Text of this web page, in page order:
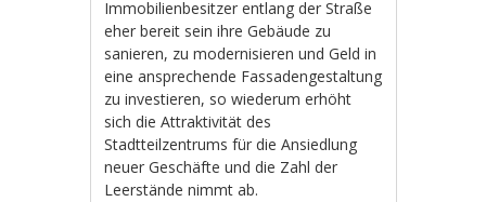
Immobilienbesitzer entlang der Straße
eher bereit sein ihre Gebäude zu
sanieren, zu modernisieren und Geld in
eine ansprechende Fassadengestaltung
zu investieren, so wiederum erhöht
sich die Attraktivität des
Stadtteilzentrums für die Ansiedlung
neuer Geschäfte und die Zahl der
Leerstände nimmt ab.